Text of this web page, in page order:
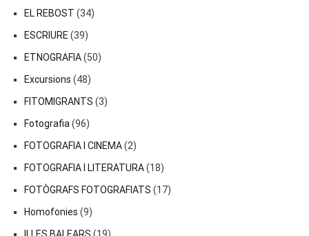
EL REBOST (34)
ESCRIURE (39)
ETNOGRAFIA(50)
Excursions (48)
FITOMIGRANTS (3)
Fotografia(96)
FOTOGRAFIA I CINEMA(2)
FOTOGRAFIA I LITERATURA(18)
FOTÒGRAFS FOTOGRAFIATS (17)
Homofonies (9)